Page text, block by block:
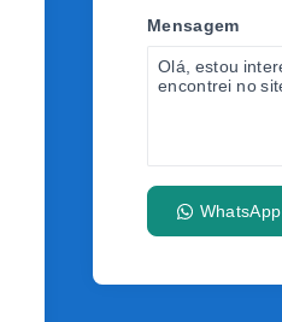
Mensagem
WhatsApp